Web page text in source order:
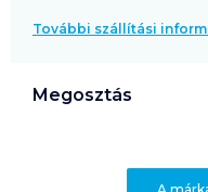
További szállítási
Megosztás